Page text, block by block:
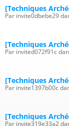
[Techniques
Par invite0dbebe29
[Techniques
Par invited072f91c
[Techniques
Par invite1397b00c
[Techniques
Par invite319e33a2